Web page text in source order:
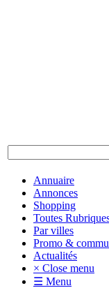
Annuaire
Annonces
Shopping
Toutes
Par villes
Promo &
Actualités
× Close menu
☰ Menu